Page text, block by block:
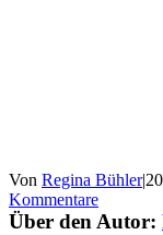
Von Regina Bühler|
Kommentare
Über den Autor: